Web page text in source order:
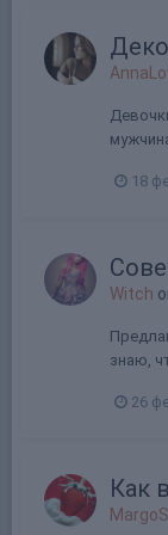
18
Witch
знаю,
26
Как